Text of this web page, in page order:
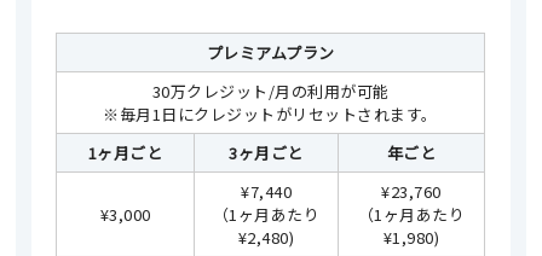
プレミアムプラン
30万クレジット/月の利用が可能
※毎月1日にクレジットがリセットされます。
1ヶ月ごと
3ヶ月ごと 年ごと
¥3,000
¥7,440
（1ヶ月あたり
¥2,480)
¥23,760
（1ヶ月あたり
¥1,980)